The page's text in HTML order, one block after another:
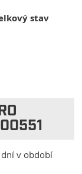
stav
v období